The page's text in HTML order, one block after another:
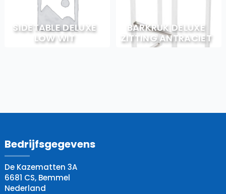
SIDETABLE DELUXE
LOW WIT
BARKRUK DELUXE
ZITTING ANTRACIET
Bedrijfsgegevens
De Kazematten 3A
6681 CS, Bemmel
Nederland